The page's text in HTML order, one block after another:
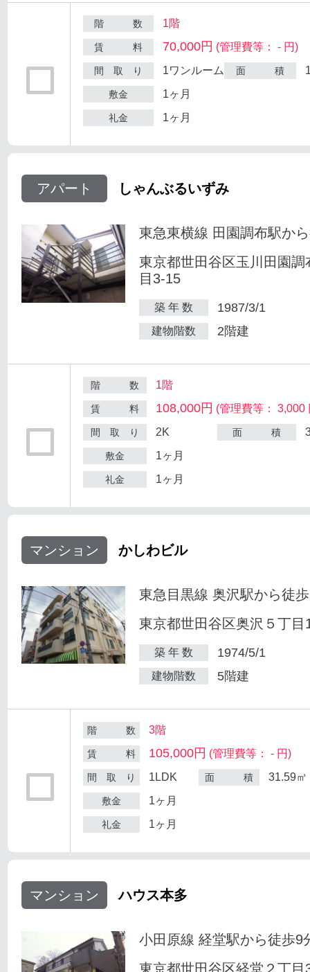
階 数 1階
賃 料 70,000円 (管理費等： - 円)
間 取 り 1ワンルーム 面 積
敷金 1ヶ月
礼金 1ヶ月
アパート しゃんぶるいずみ
東急東横線 田園調布駅か
東京都世田谷区玉川田園調
目3-15
築 年 数 1987/3/1
建物階数 2階建
階 数 1階
賃 料 108,000円 (管理費等： 3,000
間 取 り 2K 面 積
敷金 1ヶ月
礼金 1ヶ月
マンション かしわビル
東急目黒線 奥沢駅から徒
東京都世田谷区奥沢５丁目
築 年 数 1974/5/1
建物階数 5階建
階 数 3階
賃 料 105,000円 (管理費等： - 円)
間 取 り 1LDK 面 積 31.59㎡
敷金 1ヶ月
礼金 1ヶ月
マンション ハウス本多
小田原線 経堂駅から徒歩9
東京都世田谷区経堂２丁目